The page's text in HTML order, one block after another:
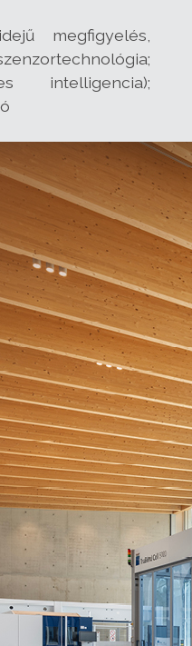
megfigyelés,
intelligencia);